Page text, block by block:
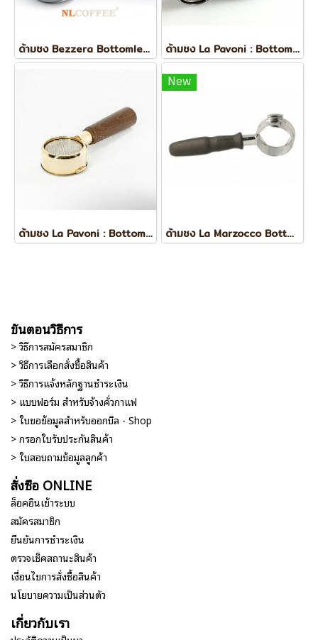
ด้ามชง Bezzera Bottomless : Strega ด้ามชง La Pavoni : Bottomless Filter Holder I ด้ามชงกาแฟ
ด้ามชง La Pavoni : Bottomless Filter Holder I ด้ามชงกาแฟ
New
ด้ามชง La Marzocco Bottomless ของแท้ Lot 2024
ขั้นตอนวิธีการ
> วิธีการสมัครสมาชิก
> วิธีการเลือกสั่งซื้อสินค้า
> วิธีการแจ้งหลักฐานชำระเงิน
> แบบฟอร์ม สำหรับจ้างคั่วกาแฟ
> ใบขอข้อมูลสำหรับออกบิล - Shop
> กรอกใบรับประกันสินค้า
> ใบสอบถามข้อมูลลูกค้า
สั่งซื้อ ONLINE
ล็อคอินเข้าระบบ
สมัครสมาชิก
ยืนยันการชำระเงิน
ตรวจเช็คสถานะสินค้า
เงื่อนไขการสั่งซื้อสินค้า
นโยบายความเป็นส่วนตัว
เกี่ยวกับเรา